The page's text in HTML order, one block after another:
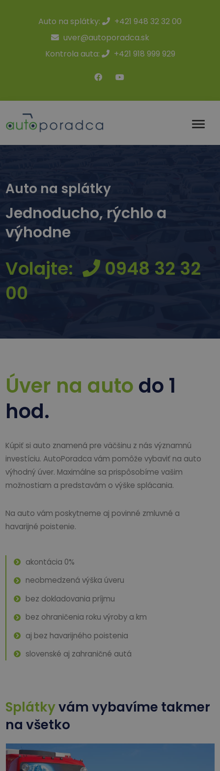
Auto na splátky:
+421 948 32 32 00
uver@autoporadca.sk
Kontrola auta:
+421 918 999 929
Auto na splátky
Jednoducho, rýchlo a
výhodne
Volajte:
0948 32 32
00
Úver na auto do 1
hod.
Kúpiť si auto znamená pre väčšinu z nás významnú
investíciu. AutoPoradca vám pomôže vybaviť na auto
výhodný úver. Maximálne sa prispôsobíme vašim
možnostiam a predstavám o výške splácania.
Na auto vám poskytneme aj povinné zmluvné a
havarijné poistenie.
akontácia 0%
neobmedzená výška úveru
bez dokladovania príjmu
bez ohraničenia roku výroby a km
aj bez havarijného poistenia
slovenské aj zahraničné autá
Splátkyvám vybavíme takmer
na všetko